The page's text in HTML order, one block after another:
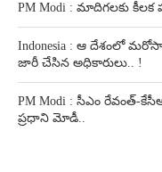
PM Modi : మాదిగలకు
Indonesia : ఆ దేశంలో
జారీ చేసిన అధికారులు.. !
PM Modi : సీఎం రేవంత్-
ప్రధాని మోడీ..